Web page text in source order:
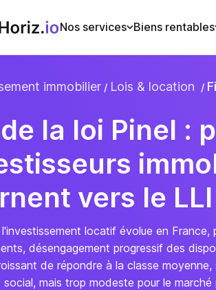
Nos services Biens rentables
immobilier Lois & location
la loi Pinel :
vers le
locatif évolue en France,
désengagement progressif des
de répondre à la classe
social, mais trop modeste pour le marché